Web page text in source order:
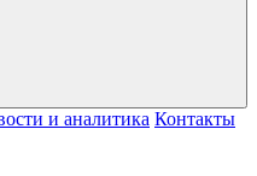
и аналитика Контакты